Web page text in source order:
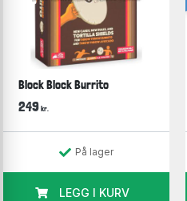
Block Block Burrito
249 kr.
På lager
LEGG I KURV